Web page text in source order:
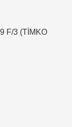
F/3 (TİMKO